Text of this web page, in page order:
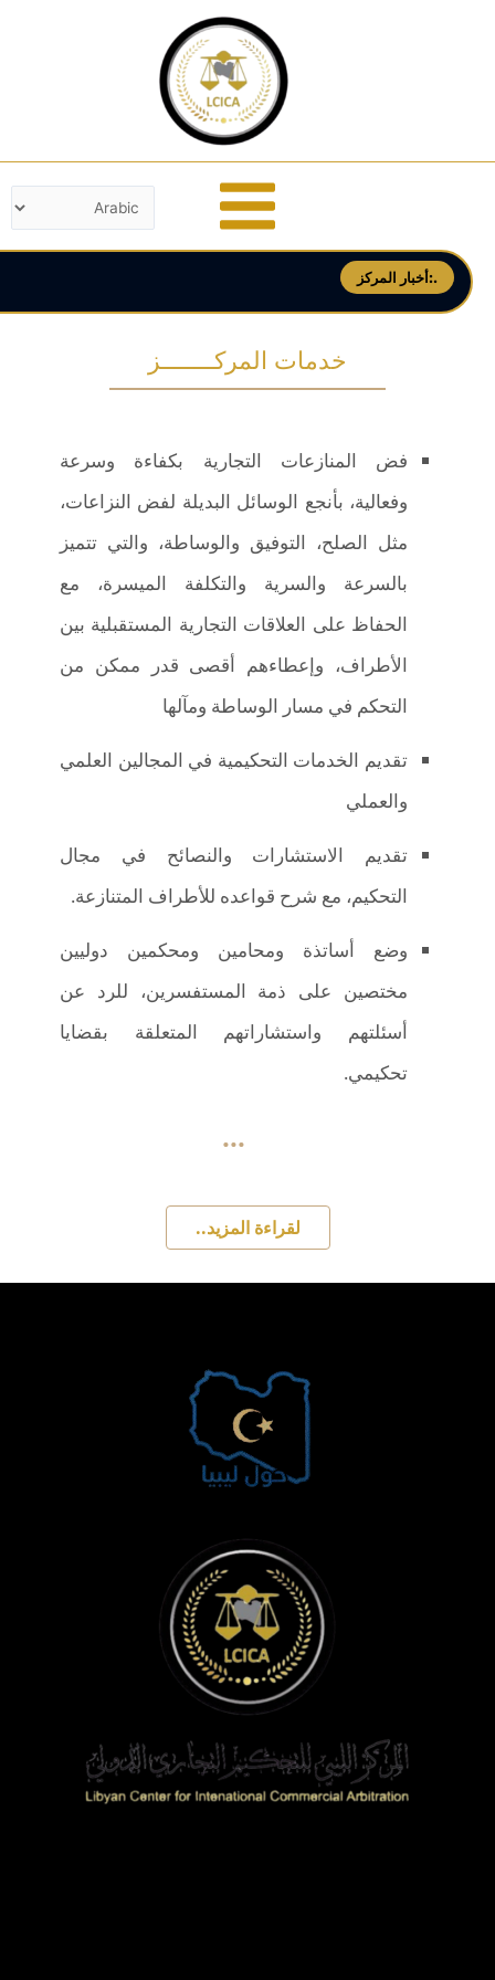
أخبار المركز:.
خدمات المركــــــــز
فض المنازعات التجارية بكفاءة وسرعة
وفعالية، بأنجع الوسائل البديلة لفض النزاعات،
مثل الصلح، التوفيق والوساطة، والتي تتميز
بالسرعة والسرية والتكلفة الميسرة، مع
الحفاظ على العلاقات التجارية المستقبلية بين
الأطراف، وإعطاءهم أقصى قدر ممكن من
التحكم في مسار الوساطة ومآلها
تقديم الخدمات التحكيمية في المجالين العلمي
والعملي
تقديم الاستشارات والنصائح في مجال
التحكيم، مع شرح قواعده للأطراف المتنازعة.
وضع أساتذة ومحامين ومحكمين دوليين
مختصين على ذمة المستفسرين، للرد عن
أسئلتهم واستشاراتهم المتعلقة بقضايا
تحكيمي.
...
لقراءة المزيد..